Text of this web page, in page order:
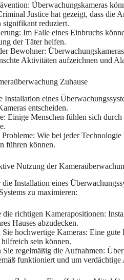
Überwachungskameras
Justice hat gezeigt, dass die
signifikant reduziert.
Im Falle eines Einbruchs
der Täter helfen.
Bewohner:
Aktivitäten aufzeichnen und
Zuhause
Installation eines
entscheiden.
Einige Menschen fühlen sich
Probleme: Wie bei jeder
führen können.
Nutzung der
Installation eines
zu maximieren:
die richtigen Kamerapositionen:
Hauses abzudecken.
Sie hochwertige Kameras: Eine
sein können.
regelmäßig die Aufnahmen:
funktioniert und um